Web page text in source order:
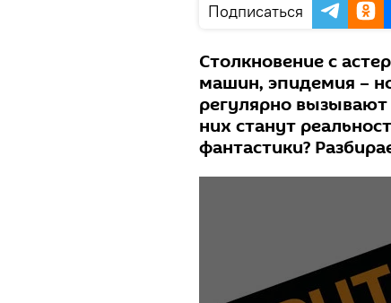
Подписаться
Столкновение с
машин, эпидемия –
регулярно
них станут
фантастики?